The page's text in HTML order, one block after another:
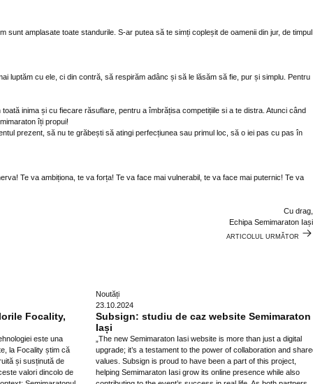
amplasate toate standurile. S-ar putea să te simți copleșit de oamenii din jur, de timpul
luptăm cu ele, ci din contră, să respirăm adânc și să le lăsăm să fie, pur și simplu. Pentru
inima și cu fiecare răsuflare, pentru a îmbrățisa competițiile si a te distra. Atunci când
îți propui!
prezent, să nu te grăbești să atingi perfecțiunea sau primul loc, să o iei pas cu pas în
Te va ambiționa, te va forța! Te va face mai vulnerabil, te va face mai puternic! Te va
Cu drag,
Echipa Semimaraton Iași
ARTICOLUL URMĂTOR
Focality,
este una
la Focality știm că
și susținută de
valori dincolo de
Noutăți
23.10.2024
Subsign: studiu de caz website Semimaraton
Iași
„The new Semimaraton Iasi website is more than just a digital
upgrade; it’s a testament to the power of collaboration and
values. Subsign is proud to have been a part of this project,
helping Semimaraton Iasi grow its online presence while also